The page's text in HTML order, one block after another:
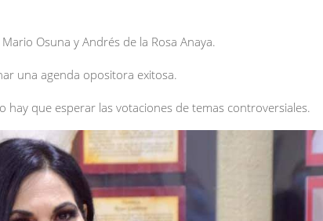
Osuna y Andrés de la Rosa Anaya.
una agenda opositora exitosa.
que esperar las votaciones de temas controversiales.